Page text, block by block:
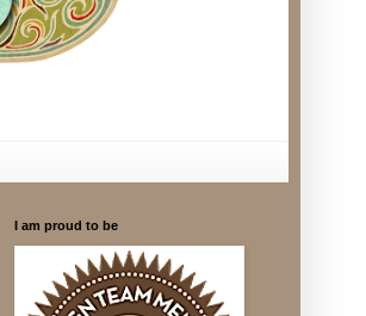
I am proud to be